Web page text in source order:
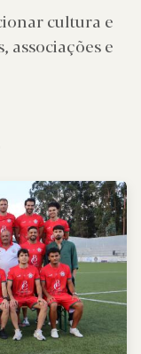
cultura e
associações e